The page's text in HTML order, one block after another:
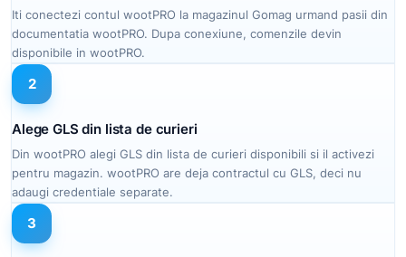
Iti conectezi contul wootPRO la magazinul Gomag urmand pasii din
documentatia wootPRO. Dupa conexiune, comenzile devin
disponibile in wootPRO.
2
Alege GLS din lista de curieri
Din wootPRO alegi GLS din lista de curieri disponibili si il activezi
pentru magazin. wootPRO are deja contractul cu GLS, deci nu
adaugi credentiale separate.
3